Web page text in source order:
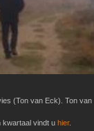
(Ton van Eck). Ton
kwartaal vindt u hier.